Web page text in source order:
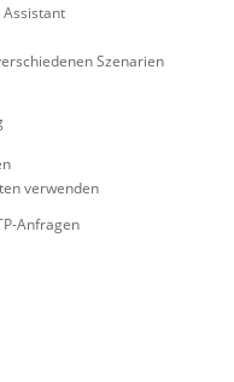
Szenarien
verwenden
Anfragen